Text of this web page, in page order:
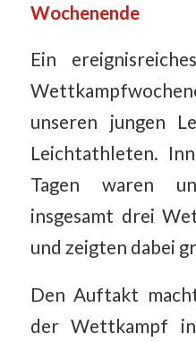
Wochenende
Ein
unseren jungen
Leichtathleten.
Tagen waren
insgesamt drei
und zeigten dabei
Den Auftakt
der Wettkampf